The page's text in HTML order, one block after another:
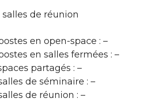
salles de réunion
en open-space : –
en salles fermées : –
partagés : –
de séminaire : –
de réunion : –